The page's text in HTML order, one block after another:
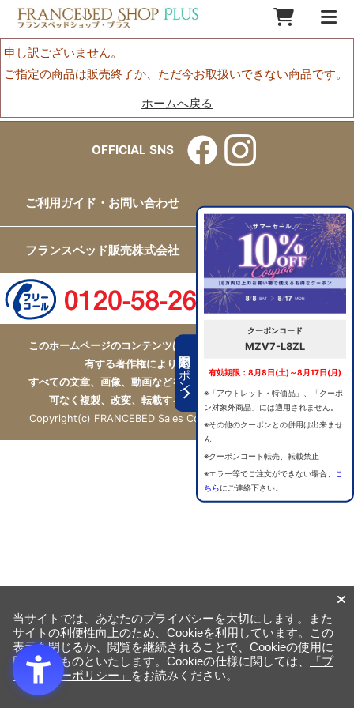
期間限定クーポン
クーポンコード
MZV7-L8ZL
有効期限：8月8日(土)～8月17日(月)
※「アウトレット・特価品」、「クーポ
ン対象外商品」には適用されません。
※その他のクーポンとの併用は出来ませ
ん
※クーポンコード転売、転載禁止
※エラー等でご注文ができない場合、
こ
ちらにご連絡下さい。
申し訳ございません。
ご指定の商品は販売終了か、ただ今お取扱いできない商品です。
ホームへ戻る
OFFICIAL SNS
ご利用ガイド・お問い合わせ
フランスベッド販売株式会社
このホームページのコンテンツはフランスベッド販売株式会社が
有する著作権により保護されています。
すべての文章、画像、動画などを、私的利用の範囲を超えて、許
可なく複製、改変、転載することは禁じられています。
Copyright(c) FRANCEBED Sales Co., ltd. All Rights Reserved.
当サイトでは、あなたのプライバシーを大切にします。また
サイトの利便性向上のため、Cookieを利用しています。この
表示を閉じるか、閲覧を継続されることで、Cookieの使用に
同意するものといたします。Cookieの仕様に関しては、
「プ
ライバシーポリシー」
をお読みください。